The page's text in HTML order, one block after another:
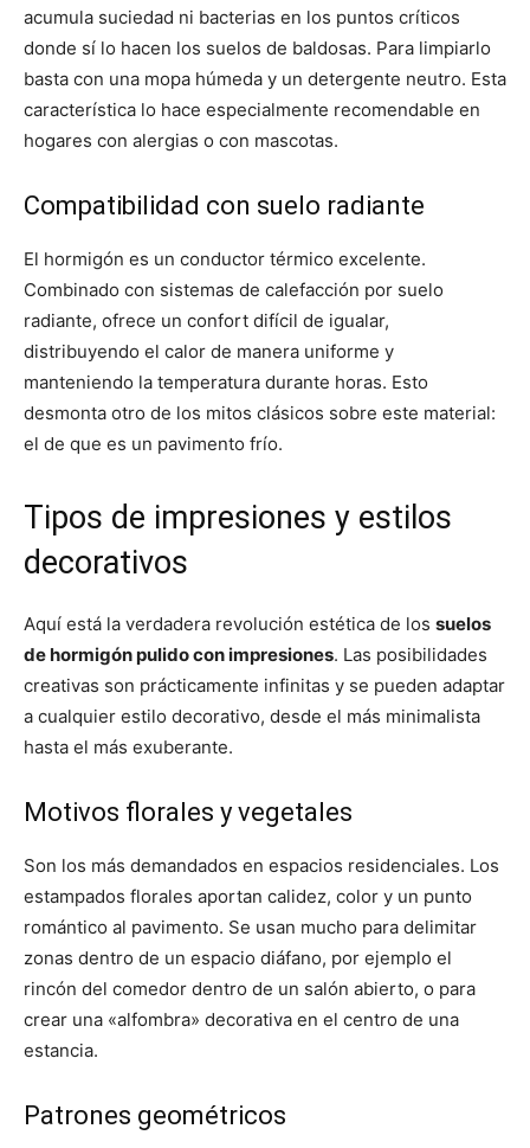
acumula suciedad ni bacterias en los puntos críticos
donde sí lo hacen los suelos de baldosas. Para limpiarlo
basta con una mopa húmeda y un detergente neutro. Esta
característica lo hace especialmente recomendable en
hogares con alergias o con mascotas.
Compatibilidad con suelo radiante
El hormigón es un conductor térmico excelente.
Combinado con sistemas de calefacción por suelo
radiante, ofrece un confort difícil de igualar,
distribuyendo el calor de manera uniforme y
manteniendo la temperatura durante horas. Esto
desmonta otro de los mitos clásicos sobre este material:
el de que es un pavimento frío.
Tipos de impresiones y estilos
decorativos
Aquí está la verdadera revolución estética de los suelos
de hormigón pulido con impresiones. Las posibilidades
creativas son prácticamente infinitas y se pueden adaptar
a cualquier estilo decorativo, desde el más minimalista
hasta el más exuberante.
Motivos florales y vegetales
Son los más demandados en espacios residenciales. Los
estampados florales aportan calidez, color y un punto
romántico al pavimento. Se usan mucho para delimitar
zonas dentro de un espacio diáfano, por ejemplo el
rincón del comedor dentro de un salón abierto, o para
crear una «alfombra» decorativa en el centro de una
estancia.
Patrones geométricos